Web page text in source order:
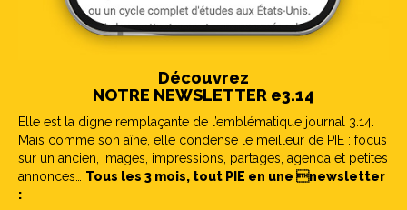
Découvrez
NOTRE NEWSLETTER e3.14
Elle est la digne remplaçante de l’emblématique journal 3.14.
Mais comme son aîné, elle condense le meilleur de PIE : focus
sur un ancien, images, impressions, partages, agenda et petites
annonces… Tous les 3 mois, tout PIE en une newsletter
: